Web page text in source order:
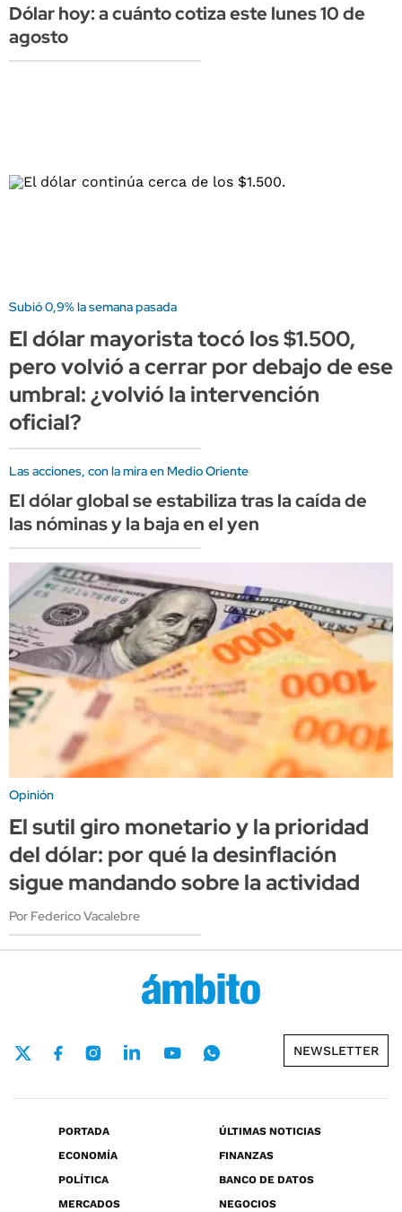
Dólar hoy: a cuánto cotiza este lunes 10 de
agosto
Subió 0,9% la semana pasada
El dólar mayorista tocó los $1.500,
pero volvió a cerrar por debajo de ese
umbral: ¿volvió la intervención
oficial?
Las acciones, con la mira en Medio Oriente
El dólar global se estabiliza tras la caída de
las nóminas y la baja en el yen
Opinión
El sutil giro monetario y la prioridad
del dólar: por qué la desinflación
sigue mandando sobre la actividad
Por Federico Vacalebre
NEWSLETTER
PORTADA
ÚLTIMAS NOTICIAS
ECONOMÍA
FINANZAS
POLÍTICA
BANCO DE DATOS
MERCADOS
NEGOCIOS